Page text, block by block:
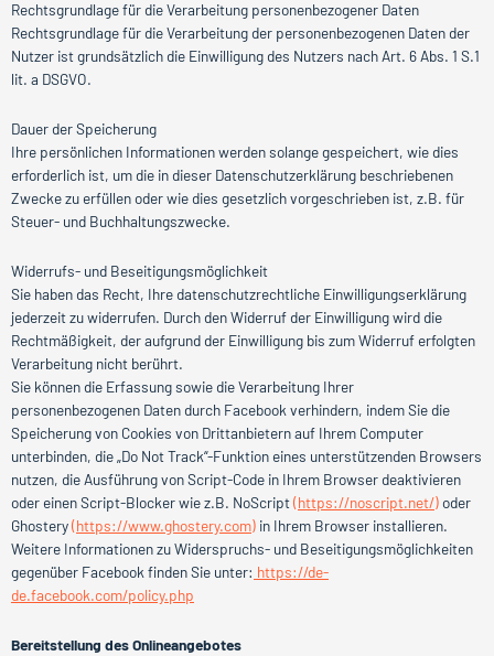
Rechtsgrundlage für die Verarbeitung personenbezogener Daten
Rechtsgrundlage für die Verarbeitung der personenbezogenen Daten der
Nutzer ist grundsätzlich die Einwilligung des Nutzers nach Art. 6 Abs. 1 S.1
lit. a DSGVO.
Dauer der Speicherung
Ihre persönlichen Informationen werden solange gespeichert, wie dies
erforderlich ist, um die in dieser Datenschutzerklärung beschriebenen
Zwecke zu erfüllen oder wie dies gesetzlich vorgeschrieben ist, z.B. für
Steuer- und Buchhaltungszwecke.
Widerrufs- und Beseitigungsmöglichkeit
Sie haben das Recht, Ihre datenschutzrechtliche Einwilligungserklärung
jederzeit zu widerrufen. Durch den Widerruf der Einwilligung wird die
Rechtmäßigkeit, der aufgrund der Einwilligung bis zum Widerruf erfolgten
Verarbeitung nicht berührt.
Sie können die Erfassung sowie die Verarbeitung Ihrer
personenbezogenen Daten durch Facebook verhindern, indem Sie die
Speicherung von Cookies von Drittanbietern auf Ihrem Computer
unterbinden, die „Do Not Track“-Funktion eines unterstützenden Browsers
nutzen, die Ausführung von Script-Code in Ihrem Browser deaktivieren
oder einen Script-Blocker wie z.B. NoScript(https://noscript.net/)oder
Ghostery(https://www.ghostery.com) in Ihrem Browser installieren.
Weitere Informationen zu Widerspruchs- und Beseitigungsmöglichkeiten
gegenüber Facebook finden Sie unter: https://de-
de.facebook.com/policy.php
Bereitstellung des Onlineangebotes